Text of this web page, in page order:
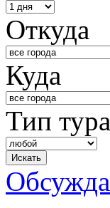
Откуда
Куда
Тип тура